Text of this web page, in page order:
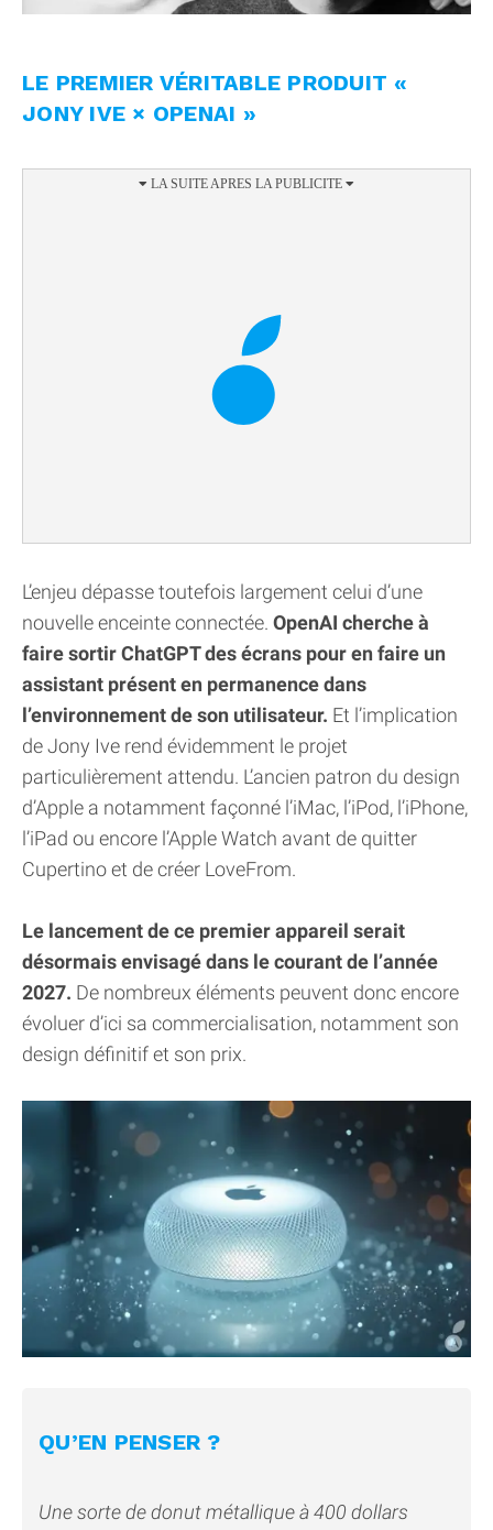
LE PREMIER VÉRITABLE PRODUIT «
JONY IVE × OPENAI »
L’enjeu dépasse toutefois largement celui d’une
nouvelle enceinte connectée. OpenAI cherche à
faire sortir ChatGPT des écrans pour en faire un
assistant présent en permanence dans
l’environnement de son utilisateur. Et l’implication
de Jony Ive rend évidemment le projet
particulièrement attendu. L’ancien patron du design
d’Apple a notamment façonné l’iMac, l’iPod, l’iPhone,
l’iPad ou encore l’Apple Watch avant de quitter
Cupertino et de créer LoveFrom.
Le lancement de ce premier appareil serait
désormais envisagé dans le courant de l’année
2027. De nombreux éléments peuvent donc encore
évoluer d’ici sa commercialisation, notamment son
design définitif et son prix.
QU’EN PENSER ?
Une sorte de donut métallique à 400 dollars